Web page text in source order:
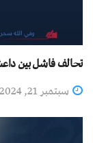
تحالف فاشل بين
سبتمبر 21, 2024